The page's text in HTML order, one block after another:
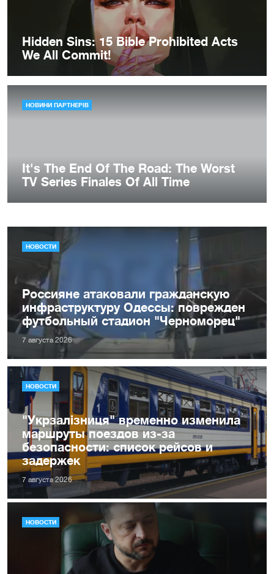
НОВОСТИ
Россияне атаковали гражданскую
инфраструктуру Одессы: поврежден
футбольный стадион "Черноморец"
7 августа 2026
НОВОСТИ
"Укрзалізниця" временно изменила
маршруты поездов из-за
безопасности: список рейсов и
задержек
7 августа 2026
НОВОСТИ